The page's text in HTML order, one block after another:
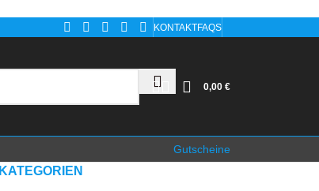
KONTAKTFAQS
0,00 €
Gutscheine
KATEGORIEN